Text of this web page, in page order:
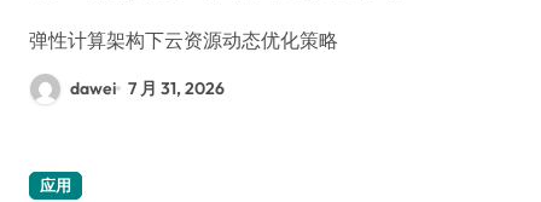
弹性计算架构下云资源动态优化策略
dawei 7 月 31, 2026
应用